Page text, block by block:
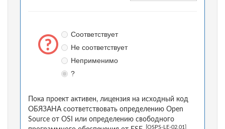
Соответствует
Не соответствует
Неприменимо
?
Пока проект активен, лицензия на исходный код
ОБЯЗАНА соответствовать определению Open
Source от OSI или определению свободного
[OSPS-LE-02.01]